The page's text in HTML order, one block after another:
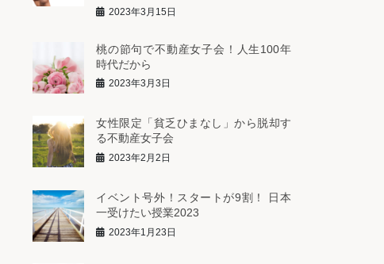
2023年3月15日
桃の節句で不動産女子会！人生100年
時代だから
2023年3月3日
女性限定「貧乏ひまなし」から脱却す
る不動産女子会
2023年2月2日
イベント号外！スタートが9割！ 日本
一受けたい授業2023
2023年1月23日